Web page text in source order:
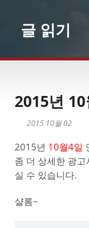
글 읽기
2015년
2015 10월 02
2015년 10월4일
좀 더 상세한 광
실 수 있습니다.
샬롬~